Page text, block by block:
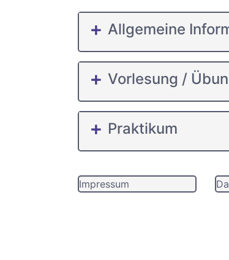
Allgemeine
Vorlesung /
Praktikum
Impressum